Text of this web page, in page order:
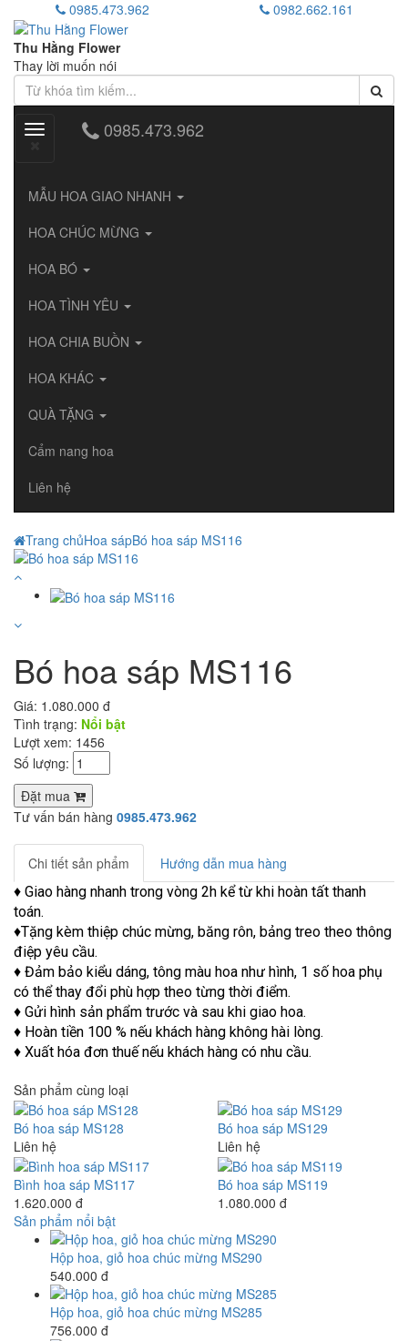
0985.473.962 0982.662.161
Thu Hằng Flower
Thay lời muốn nói
Toggle
0985.473.962
MẪU HOA GIAO NHANH
HOA CHÚC MỪNG
HOA BÓ
HOA TÌNH YÊU
HOA CHIA BUỒN
HOA KHÁC
QUÀ TẶNG
Cẩm nang hoa
Liên hệ
Trang chủHoa sápBó hoa sáp MS116
Bó hoa sáp MS116
Giá: 1.080.000 đ
Tình trạng: Nổi bật
Lượt xem: 1456
Số lượng:
Đặt mua
Tư vấn bán hàng 0985.473.962
Chi tiết sản phẩm Hướng dẫn mua hàng
♦ Giao hàng nhanh trong vòng 2h kể từ khi hoàn tất thanh
toán.
♦Tặng kèm thiệp chúc mừng, băng rôn, bảng treo theo thông
điệp yêu cầu.
♦ Đảm bảo kiểu dáng, tông màu hoa như hình, 1 số hoa phụ
có thể thay đổi phù hợp theo từng thời điểm.
♦ Gửi hình sản phẩm trước và sau khi giao hoa.
♦ Hoàn tiền 100 % nếu khách hàng không hài lòng.
♦ Xuất hóa đơn thuế nếu khách hàng có nhu cầu.
Sản phẩm cùng loại
Bó hoa sáp MS128
Liên hệ
Bó hoa sáp MS129
Liên hệ
Bình hoa sáp MS117
1.620.000 đ
Bó hoa sáp MS119
1.080.000 đ
Sản phẩm nổi bật
Hộp hoa, giỏ hoa chúc mừng MS290
540.000 đ
Hộp hoa, giỏ hoa chúc mừng MS285
756.000 đ